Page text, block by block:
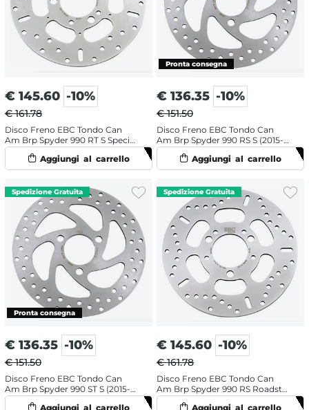
€ 145.60 -10%
€ 161.78
Disco Freno EBC Tondo Can
Am Brp Spyder 990 RT S Special
Edition (2010-2012) Posteriore
€ 136.35 -10%
€ 151.50
Disco Freno EBC Tondo Can
Am Brp Spyder 990 RS S (2015-
2016) Anteriore
€ 136.35 -10%
€ 151.50
Disco Freno EBC Tondo Can
Am Brp Spyder 990 ST S (2015-
2016) Anteriore
€ 145.60 -10%
€ 161.78
Disco Freno EBC Tondo Can
Am Brp Spyder 990 RS Roadster
(2010-2016) Anteriore